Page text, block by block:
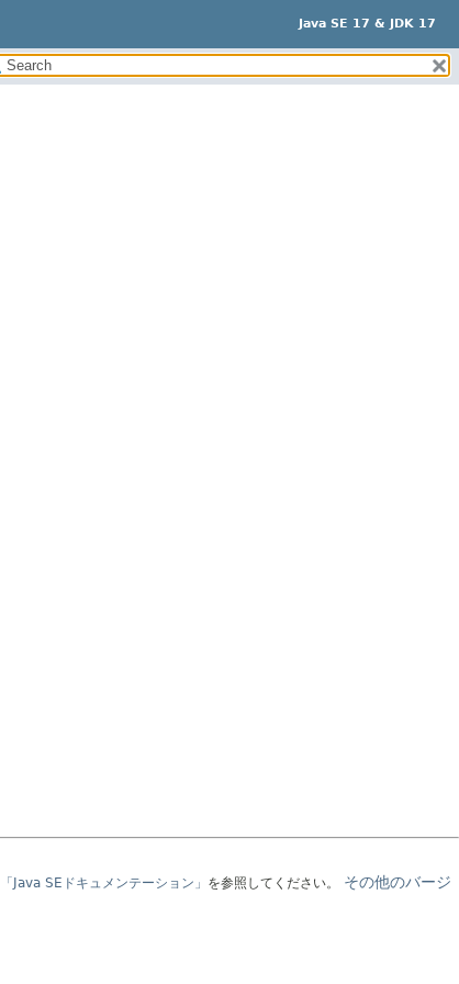
Java SE 17 & JDK 17
「Java SEドキュメンテーション」 を参照してください。
その他のバージ